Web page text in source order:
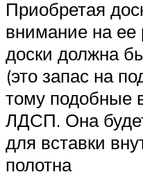
Приобретая
внимание на ее
доски должна
(это запас на
тому подобные
ЛДСП. Она
для вставки
полотна